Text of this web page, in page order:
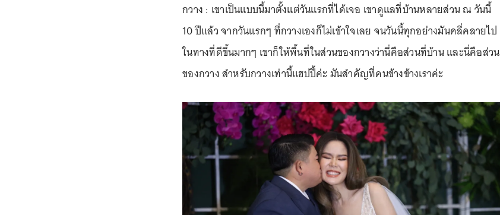
กวาง : เขาเป็นแบบนี้มาตั้งแต่วันแรกที่ได้เจอ เขาดูแลที่บ้านหลายส่วน ณ วันนี้
10 ปีแล้ว จากวันแรกๆ ที่กวางเองก็ไม่เข้าใจเลย จนวันนี้ทุกอย่างมันคลี่คลายไป
ในทางที่ดีขึ้นมากๆ เขาก็ให้พื้นที่ในส่วนของกวางว่านี่คือส่วนที่บ้าน และนี่คือส่วน
ของกวาง สำหรับกวางเท่านี้แฮปปี้ค่ะ มันสำคัญที่คนข้างข้างเราค่ะ